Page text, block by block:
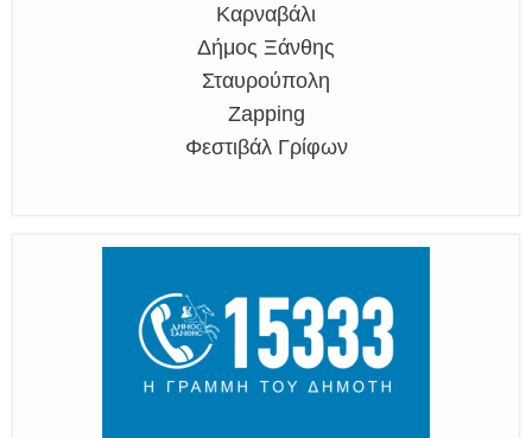
Καρναβάλι
Δήμος Ξάνθης
Σταυρούπολη
Zapping
Φεστιβάλ Γρίφων